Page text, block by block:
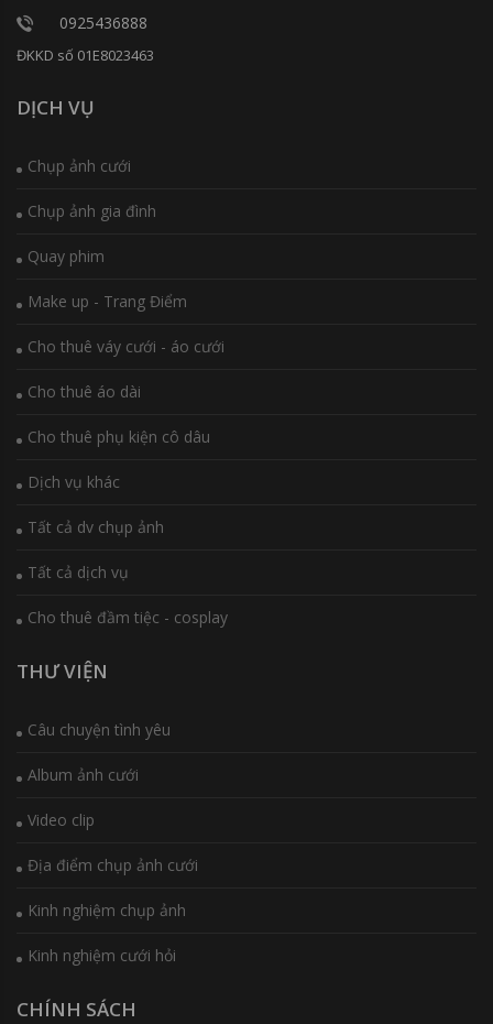
0925436888
ĐKKD số 01E8023463
DỊCH VỤ
Chụp ảnh cưới
Chụp ảnh gia đình
Quay phim
Make up - Trang Điểm
Cho thuê váy cưới - áo cưới
Cho thuê áo dài
Cho thuê phụ kiện cô dâu
Dịch vụ khác
Tất cả dv chụp ảnh
Tất cả dịch vụ
Cho thuê đầm tiệc - cosplay
THƯ VIỆN
Câu chuyện tình yêu
Album ảnh cưới
Video clip
Địa điểm chụp ảnh cưới
Kinh nghiệm chụp ảnh
Kinh nghiệm cưới hỏi
CHÍNH SÁCH